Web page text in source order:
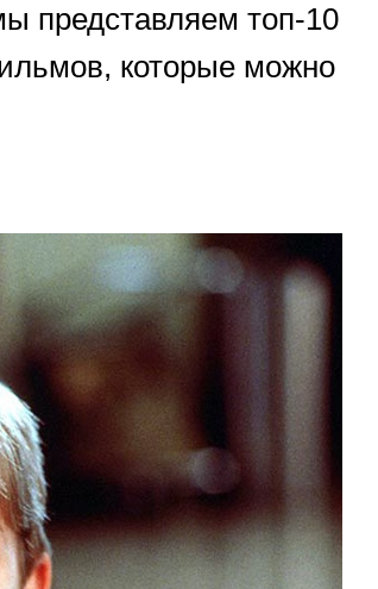
представляем топ-10
которые можно